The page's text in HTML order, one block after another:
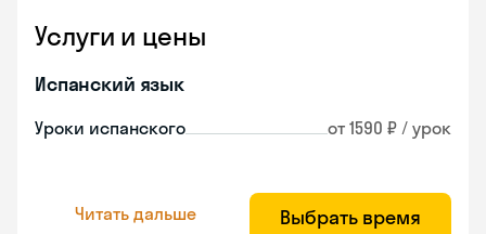
Услуги и цены
Испанский язык
Уроки испанского от 1590 ₽ / урок
Читать дальше Выбрать время